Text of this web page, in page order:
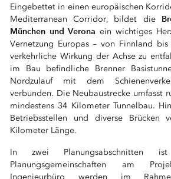
Eingebettet in einen europäischen
Mediterranean Corridor, bildet die
München und Verona ein wichtiges
Vernetzung Europas – von Finnland
verkehrliche Wirkung der Achse zu
im Bau befindliche Brenner
Nordzulauf mit dem
verbunden. Die Neubaustrecke umfasst
mindestens 34 Kilometer Tunnelbau.
Betriebsstellen und diverse Brücken
Kilometer Länge.
In zwei Planungsabschnitten ist
Planungsgemeinschaften am
Ingenieurbüro werden im